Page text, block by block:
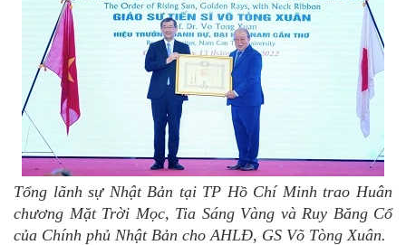
Tổng lãnh sự Nhật Bản tại TP Hồ Chí Minh trao Huân
chương Mặt Trời Mọc, Tia Sáng Vàng và Ruy Băng Cổ
của Chính phủ Nhật Bản cho AHLĐ, GS Võ Tòng Xuân.